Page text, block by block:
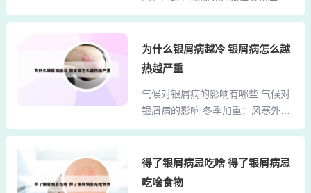
物...
速。酒精：酒精具有强烈的活血化
此银屑病患者必须避免饮酒。3、银
屑病患者应避免食用牛肉、羊肉和
加重皮肤症状，导致皮损扩大和脱
屑加速。 酒精是银屑病患...
免摄入，特别是在病情急性期，这
多和瘙痒加剧。增加高蛋白优质食
物：由于银屑病患者常伴随大量脱
牛奶、鸡蛋、瘦猪肉、蛋白粉等高
蛋白优质食物，有助于补充身体所
需营养，缓解四肢肿胀等症状。少
加重皮肤炎症，导致银屑病病情加
重，因此应尽量避免食用辣椒、花
为什么银屑病越冷 银屑病怎么越
热越严重
气候对银屑病的影响有哪些 气候对
银屑病的影响 冬季加重：风寒外
束：中医认为，冬季气候寒冷，风
导致内热郁闭。这种内热无法外
散，加剧了银屑病的症状。内热郁
得了银屑病忌吃啥 得了银屑病忌
吃啥食物